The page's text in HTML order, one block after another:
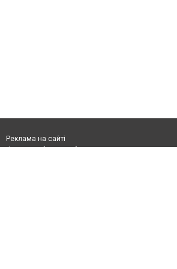
Реклама на сайті
Франшиза "CitySites"